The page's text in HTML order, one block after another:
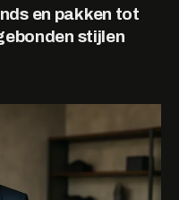
en pakken tot
stijlen